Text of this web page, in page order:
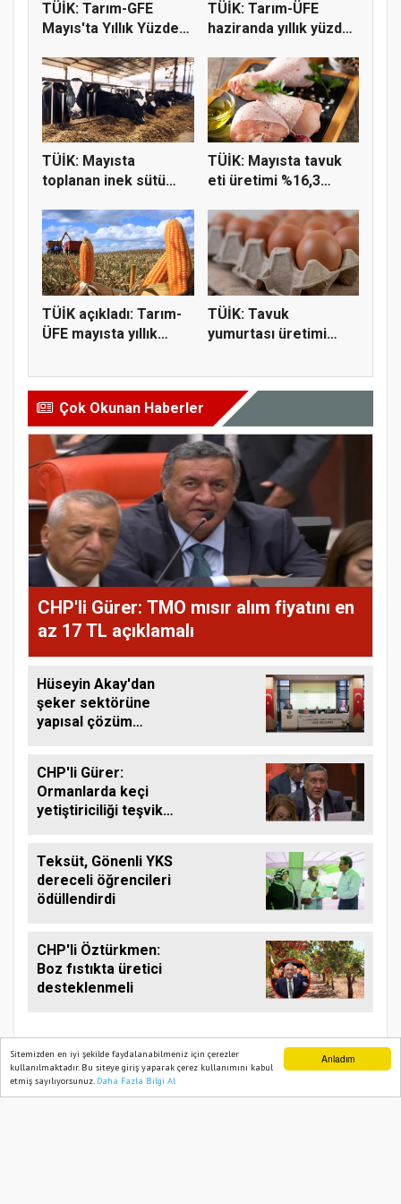
Anladım
Sitemizden en iyi şekilde faydalanabilmeniz için çerezler
kullanılmaktadır. Bu siteye giriş yaparak çerez kullanımını kabul
etmiş sayılıyorsunuz. Daha Fazla Bilgi Al
TÜİK: Tarım-GFE
Mayıs'ta Yıllık Yüzde
TÜİK: Tarım-ÜFE
haziranda yıllık yüzde
TÜİK: Mayısta
toplanan inek sütü
TÜİK: Mayısta tavuk
eti üretimi %16,3
TÜİK açıkladı: Tarım-
ÜFE mayısta yıllık
TÜİK: Tavuk
yumurtası üretimi
Çok Okunan Haberler
CHP'li Gürer: TMO mısır alım fiyatını en
az 17 TL açıklamalı
Hüseyin Akay'dan
şeker sektörüne
yapısal çözüm
CHP'li Gürer:
Ormanlarda keçi
yetiştiriciliği teşvik
Teksüt, Gönenli YKS
dereceli öğrencileri
ödüllendirdi
CHP'li Öztürkmen:
Boz fıstıkta üretici
desteklenmeli
Ana Sayfa Web TV